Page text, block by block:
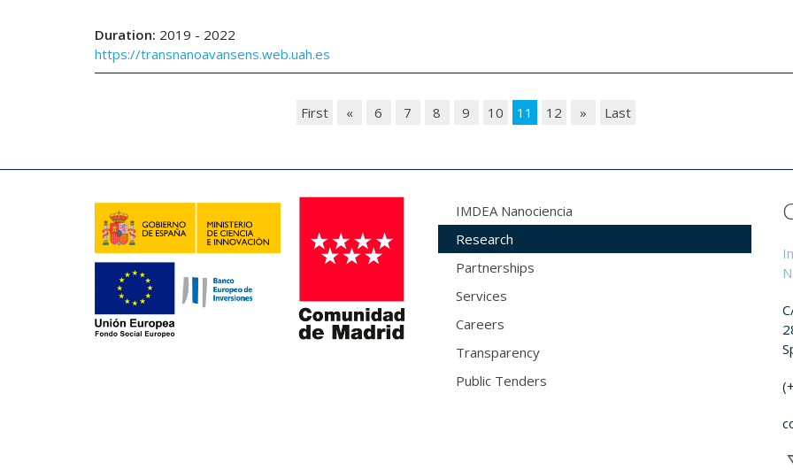
Duration: 2019 - 2022
https://transnanoavansens.web.uah.es
First « 6 7 8 9 10 11 12 » Last
IMDEA Nanociencia
Research
Partnerships
Services
Careers
Transparency
Public Tenders